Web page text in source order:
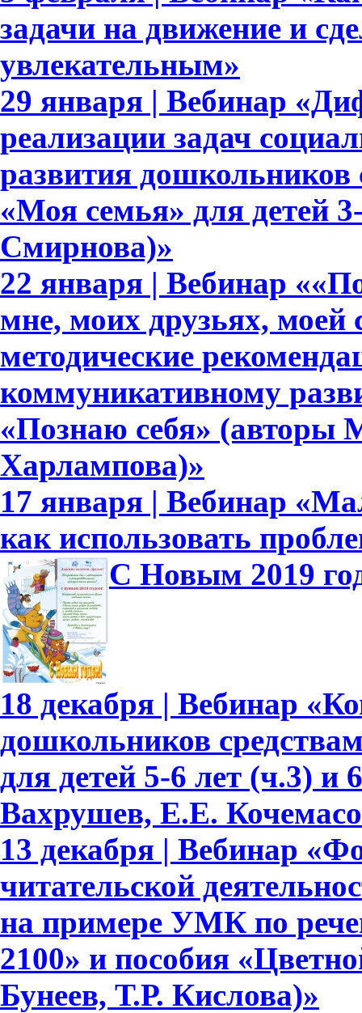
задачи на движение и
увлекательным»
29 января | Вебинар
реализации задач
развития
«Моя семья» для детей
Смирнова)»
22 января | Вебинар
мне, моих друзьях, моей
методические
коммуникативному
«Познаю себя» (авторы
Харлампова)»
17 января | Вебинар
как использовать
С Новым 2019
18 декабря | Вебинар
дошкольников
для детей 5-6 лет (ч.3)
Вахрушев, Е.Е.
13 декабря | Вебинар
читательской
на примере УМК по
2100» и пособия
Бунеев, Т.Р. Кислова)»